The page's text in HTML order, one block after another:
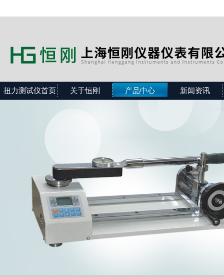
扭力测试仪首页 关于恒刚 产品中心 新闻资讯